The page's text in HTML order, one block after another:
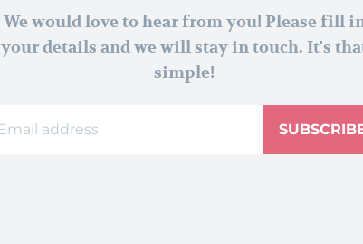
We would love to hear from you! Please fill
your details and we will stay in touch. It's
simple!